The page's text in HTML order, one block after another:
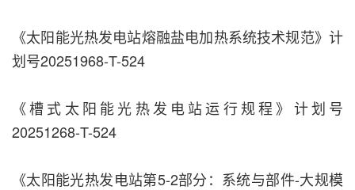
《太阳能光热发电站熔融盐电加热系统技术规范》计
划号20251968-T-524
《槽式太阳能光热发电站运行规程》计划号
20251268-T-524
《太阳能光热发电站第5-2部分：系统与部件-大规模